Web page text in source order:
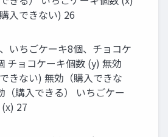
入できない) 26
いちごケーキ8個、チョコケ
チョコケーキ個数 (y) 無効
できない) 無効（購入できな
（購入できる） いちごケー
27